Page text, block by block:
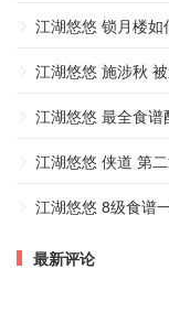
江湖悠悠 锁月楼
江湖悠悠 施涉秋
江湖悠悠 最全食谱
江湖悠悠 侠道 第
江湖悠悠 8级食谱
最新评论